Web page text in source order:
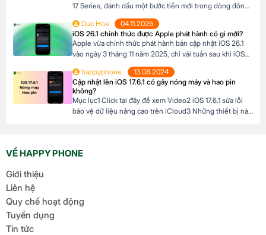
17 Series, đánh dấu một bước tiến mới trong dòng đồng
phiêu lưu. Với thiết kế chắc chắn, tính năng theo dõi sức
khỏe vượt trội và thời lượng pin ấn tượng, […]
Duc Hoa
04.11.2025
iOS 26.1 chính thức được Apple phát hành có gì mới?
Apple vừa chính thức phát hành bản cập nhật iOS 26.1
vào ngày 3 tháng 11 năm 2025, chỉ vài tuần sau khi iOS
26 ra mắt. Đây là bản cập nhật đầu tiên lớn cho hệ điều
hành mới nhất dành cho iPhone, mang đến nhiều cải
tiến đáng chú ý, tập trung vào […]
happyphone
13.08.2024
Cập nhật lên iOS 17.6.1 có gây nóng máy và hao pin
không?
Mục lục1 Click tại đây để xem Video2 iOS 17.6.1 sửa lỗi
bảo vệ dữ liệu nâng cao trên iCloud3 Những thiết bị nào
VỀ HAPPY PHONE
Giới thiệu
Liên hệ
Quy chế hoạt động
Tuyển dụng
Tin tức